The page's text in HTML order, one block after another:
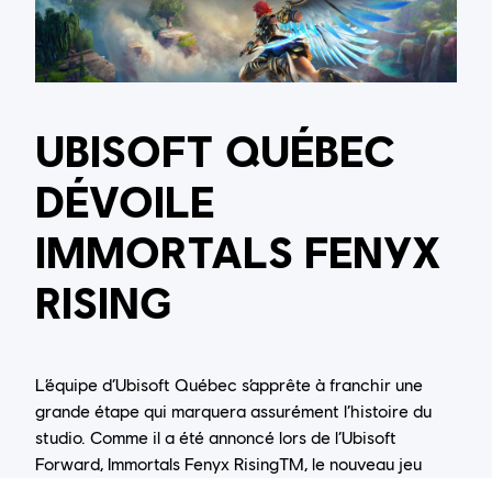
UBISOFT QUÉBEC
DÉVOILE
IMMORTALS FENYX
RISING
L’équipe d’Ubisoft Québec s’apprête à franchir une
grande étape qui marquera assurément l’histoire du
studio. Comme il a été annoncé lors de l’Ubisoft
Forward, Immortals Fenyx RisingTM, le nouveau jeu